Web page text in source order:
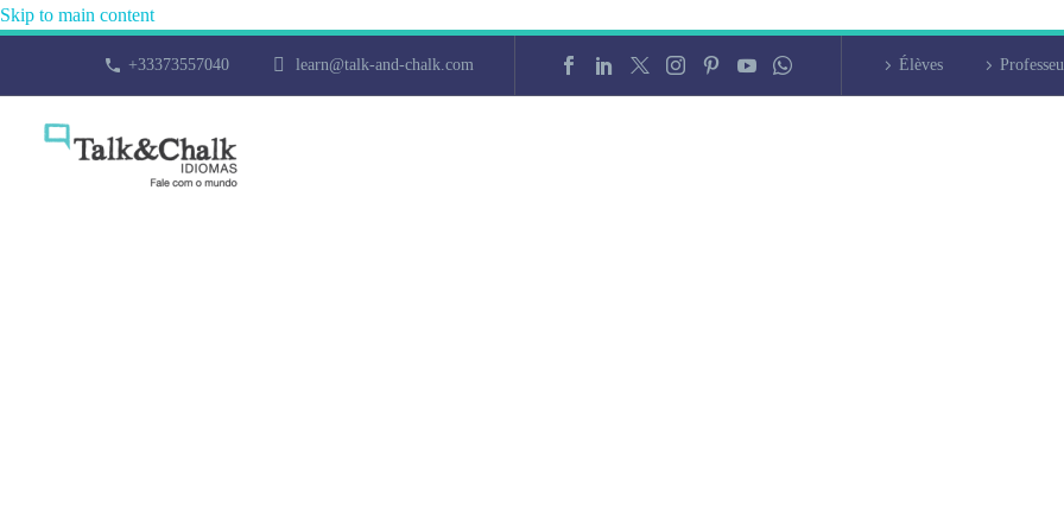
Skip to main content
+33373557040 learn@talk-and-chalk.com Élèves